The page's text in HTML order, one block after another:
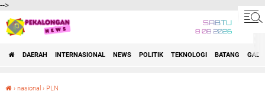
-->
SABTU
8 08 2026
DAERAH INTERNASIONAL NEWS POLITIK TEKNOLOGI BATANG
› nasional › PLN